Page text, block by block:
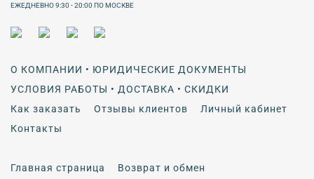
О КОМПАНИИ • ЮРИДИЧЕСКИЕ ДОКУМЕНТЫ
УСЛОВИЯ РАБОТЫ • ДОСТАВКА • СКИДКИ
Как заказать
Отзывы клиентов
Личный кабинет
Контакты
Главная страница
Возврат и обмен
ЕЖЕДНЕВНО 9:30 - 20:00 ПО МОСКВЕ